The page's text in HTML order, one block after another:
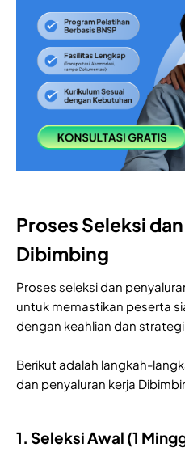
Proses Seleksi
Dibimbing
Proses seleksi dan
untuk memastikan peserta
dengan keahlian dan
Berikut adalah langkah-
dan penyaluran kerja
1. Seleksi Awal (1